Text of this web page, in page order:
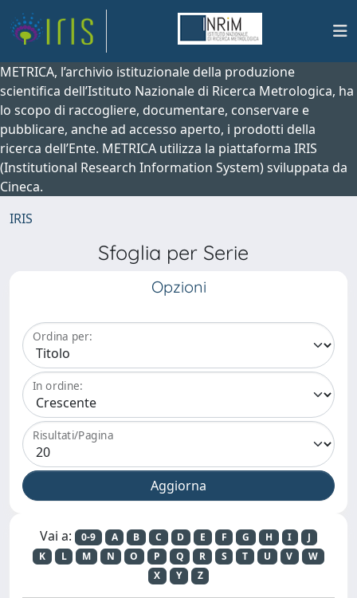
METRICA, l’archivio istituzionale della produzione
scientifica dell’Istituto Nazionale di Ricerca Metrologica, ha
lo scopo di raccogliere, documentare, conservare e
pubblicare, anche ad accesso aperto, i prodotti della
ricerca dell’Ente. METRICA utilizza la piattaforma IRIS
(Institutional Research Information System) sviluppata da
Cineca.
IRIS
Sfoglia per Serie
Opzioni
Ordina per:
In ordine:
Risultati/Pagina
Vai a: 0-9 A B C D E F G H I
J
K
L M N O P Q R S T U V
W
X
Y Z